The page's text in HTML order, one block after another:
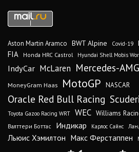
Aston Martin Aramco BWT Alpine Covid-19
FIA Honda HRC Castrol Hyundai Shell Mobis
IndyCar McLaren Mercedes-
MoneyGram Haas MotoGP NASCAR
Oracle Red Bull Racing
Toyota Gazoo Racing WRT WEC Williams
Валттери Боттас
Индикар Карлос Сайнс
Льюис Хэмилтон Макс Ферстаппен